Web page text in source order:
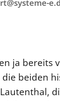
ja bereits
beiden